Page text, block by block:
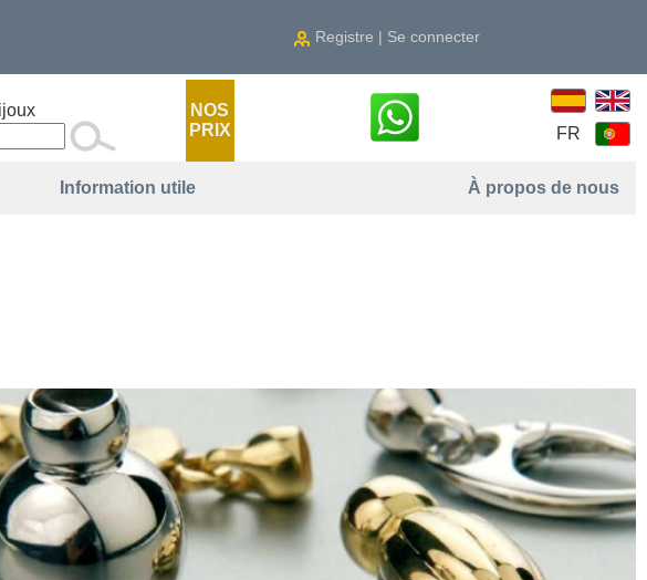
Registre | Se connecter
NOS
PRIX
FR
Information utile À propos de nous